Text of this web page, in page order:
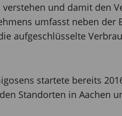
und damit den
umfasst neben der
aufgeschlüsselte
startete bereits
Standorten in Aachen